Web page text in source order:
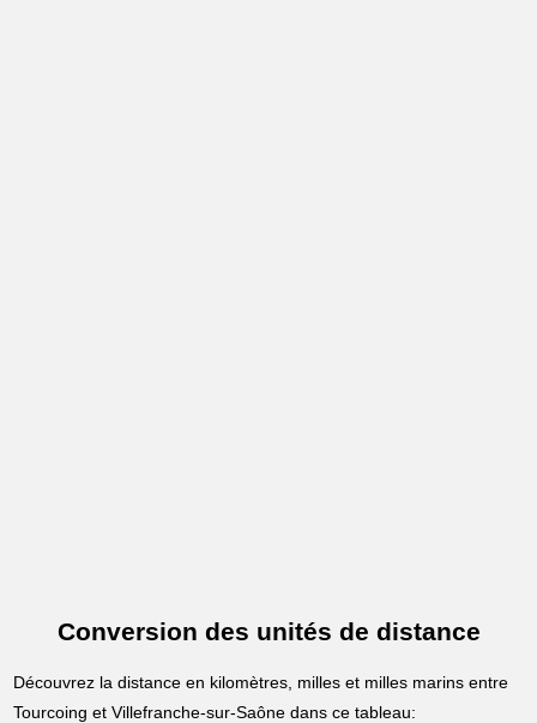
Conversion des unités de distance
Découvrez la distance en kilomètres, milles et milles marins entre
Tourcoing et Villefranche-sur-Saône dans ce tableau: